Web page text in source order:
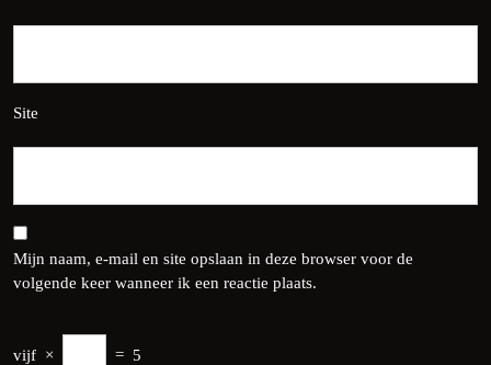
Site
Mijn naam, e-mail en site opslaan in deze browser voor de
volgende keer wanneer ik een reactie plaats.
vijf × = 5